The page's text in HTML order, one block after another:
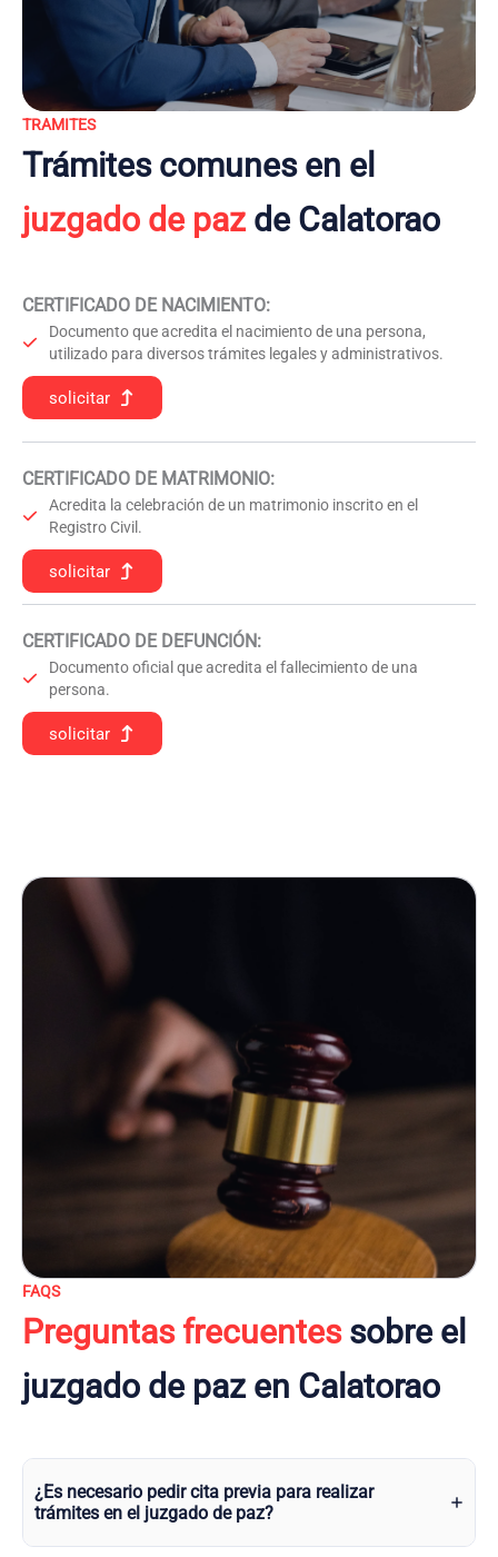
TRAMITES
Trámites comunes en el
juzgado de pazde Calatorao
CERTIFICADO DE NACIMIENTO:
Documento que acredita el nacimiento de una persona,
utilizado para diversos trámites legales y administrativos.
solicitar
CERTIFICADO DE MATRIMONIO:
Acredita la celebración de un matrimonio inscrito en el
Registro Civil.
solicitar
CERTIFICADO DE DEFUNCIÓN:
Documento oficial que acredita el fallecimiento de una
persona.
solicitar
FAQS
Preguntas frecuentessobre el
juzgado de paz en Calatorao
¿Es necesario pedir cita previa para realizar
trámites en el juzgado de paz?